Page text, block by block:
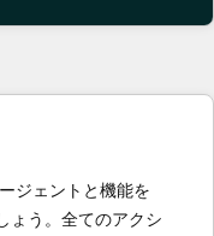
ジェントと機能を
ょう。全てのアクシ